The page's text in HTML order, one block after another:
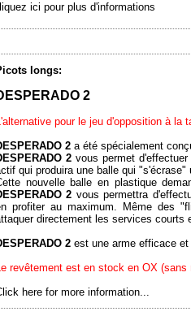
ici pour plus d'informations
longs:
2
pour le jeu d'opposition à la
2 a été spécialement
2 vous permet
qui produira une balle qui
nouvelle balle en plastique
2 vous permettra
profiter au maximum. Même des
directement les services courts
2 est une arme efficace
revêtement est en stock en OX
here for more information...